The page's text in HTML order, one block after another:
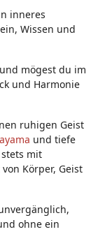
inneres
Wissen und
mögest du im
und Harmonie
ruhigen Geist
und tiefe
mit
Körper, Geist
ohne ein